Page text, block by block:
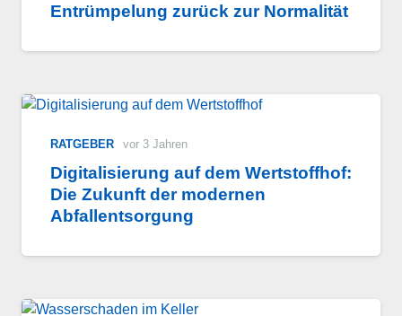
Entrümpelung zurück zur Normalität
RATGEBER vor 3 Jahren
Digitalisierung auf dem Wertstoffhof:
Die Zukunft der modernen
Abfallentsorgung